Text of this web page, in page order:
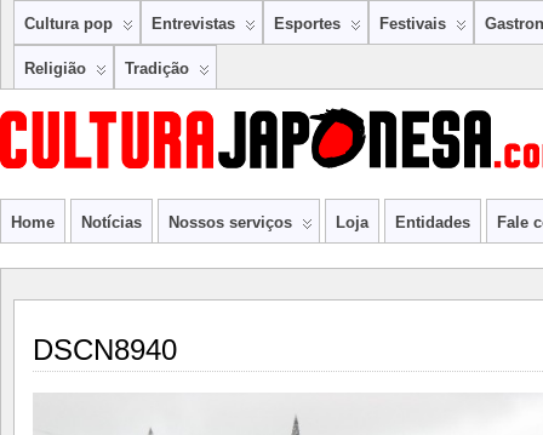
Cultura pop Entrevistas Esportes Festivais
Religião Tradição
Home Notícias Nossos serviços Loja Entidades Fale
DSCN8940